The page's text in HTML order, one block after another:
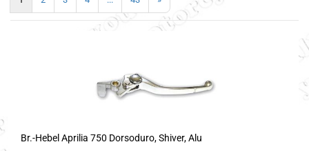
Br.-Hebel Aprilia 750 Dorsoduro, Shiver, Alu